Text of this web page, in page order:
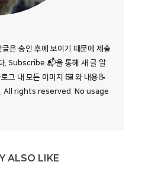
은 승인 후에 보이기 때문에 제출
. Subscribe 📬을 통해 새 글 알
로그 내 모든 이미지 🖼️ 와 내용📝
. All rights reserved. No usage
ALSO LIKE